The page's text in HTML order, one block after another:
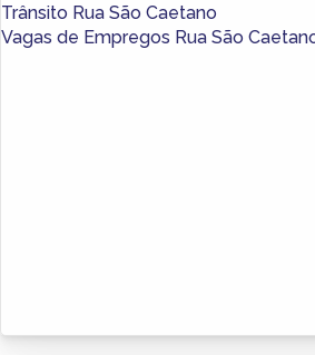
Trânsito Rua São Caetano
Vagas de Empregos Rua São